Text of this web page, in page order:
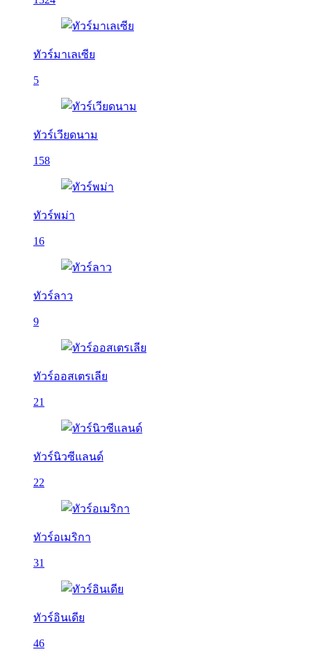
ทัวร์มาเลเซีย
5
ทัวร์เวียดนาม
158
ทัวร์พม่า
16
ทัวร์ลาว
9
ทัวร์ออสเตรเลีย
21
ทัวร์นิวซีแลนด์
22
ทัวร์อเมริกา
31
ทัวร์อินเดีย
46